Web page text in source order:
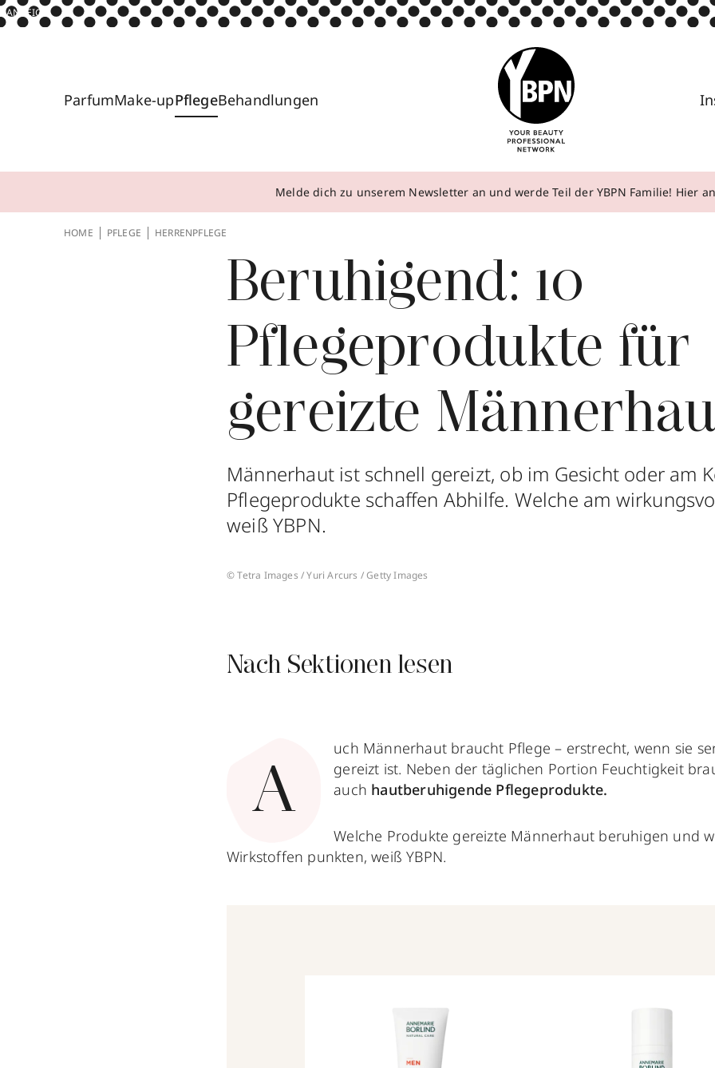
ANZEIGE
ParfumMake-upPflegeBehandlungen
Melde dich zu unserem Newsletter an und werde Teil der YBPN Familie! Hier
HOME PFLEGE HERRENPFLEGE
Beruhigend: 10
Pflegeprodukte für
gereizte
Männerhaut ist schnell gereizt, ob im Gesicht oder am
Pflegeprodukte schaffen Abhilfe. Welche am
weiß YBPN.
© Tetra Images / Yuri Arcurs / Getty Images
Nach Sektionen lesen
A
uch Männerhaut braucht Pflege ­­– erstrecht, wenn sie
gereizt ist. Neben der täglichen Portion Feuchtigkeit
auch hautberuhigende Pflegeprodukte.
Welche Produkte gereizte Männerhaut beruhigen und
Wirkstoffen punkten, weiß YBPN.